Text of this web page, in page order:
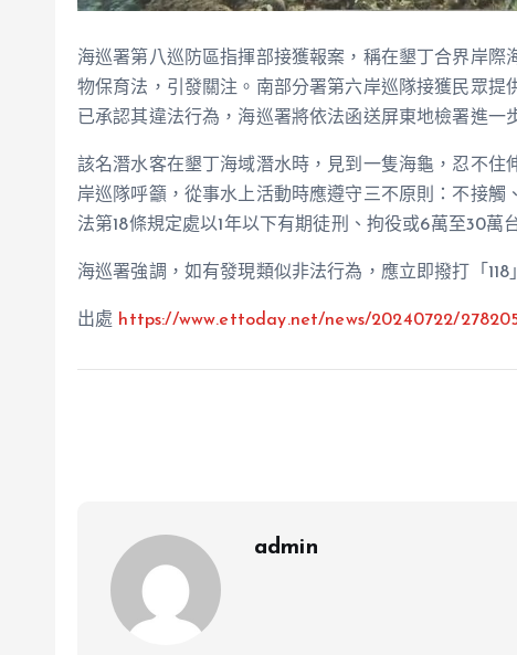
海巡署第八巡防區指揮部接獲報案，稱在墾丁合界岸
物保育法，引發關注。南部分署第六岸巡隊接獲民眾
已承認其違法行為，海巡署將依法函送屏東地檢署進一
該名潛水客在墾丁海域潛水時，見到一隻海龜，忍不
岸巡隊呼籲，從事水上活動時應遵守三不原則：不接
法第18條規定處以1年以下有期徒刑、拘役或6萬至30萬
海巡署強調，如有發現類似非法行為，應立即撥打「
出處 https://www.ettoday.net/news/20240722/
admin